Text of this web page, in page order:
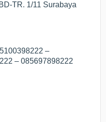
TR. 1/11 Surabaya
–
– 085697898222